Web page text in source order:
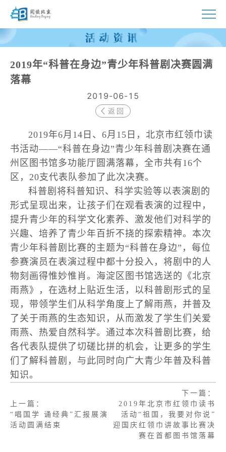
首页
活动
阅读伴我成长
城市共读
指南
视频
资源
资讯
联系
登录
2019年“科普在身边”青少年科普剧决赛圆满
落幕
2019-06-15
返回
2019年6月14日、6月15日，北京市红领巾读
书活动——“科普在身边”青少年科普剧决赛在通
州区图书馆多功能厅圆满落幕，全市共有16个
区，20支代表队参加了此次决赛。
科普剧将科普知识、科学实验等以表演剧的
形式呈现出来，让孩子们在观看表演的过程中，
提升青少年的科学文化素养、激发他们对科学的
兴趣、培养了青少年百折不挠的探索精神。本次
青少年科普剧比赛的主题为“科普在身边”，每位
参赛演员在表演过程中都十分投入，将剧中的人
物刻画得惟妙惟肖。海淀区图书馆选送的《北京
雨燕》，在选材上贴近生活，以科普剧形式的呈
现，带领学生们从科学角度上了解雨燕，并普及
了关于雨燕的生态知识，从而激发了学生们关爱
雨燕、热爱自然科学。通过本次科普剧比赛，给
各代表队提供了切磋比拼的机会，让更多的学生
们了解科普剧，与此同时向广大青少年普及科普
知识。
上一篇：
“唱国学 诵经典”汇报展演
活动圆满结束
下一篇：
2019年北京市红领巾读书
活动“祖国，我要对你说”
迎国庆红领巾讲故事比赛决
赛在首都图书馆落幕